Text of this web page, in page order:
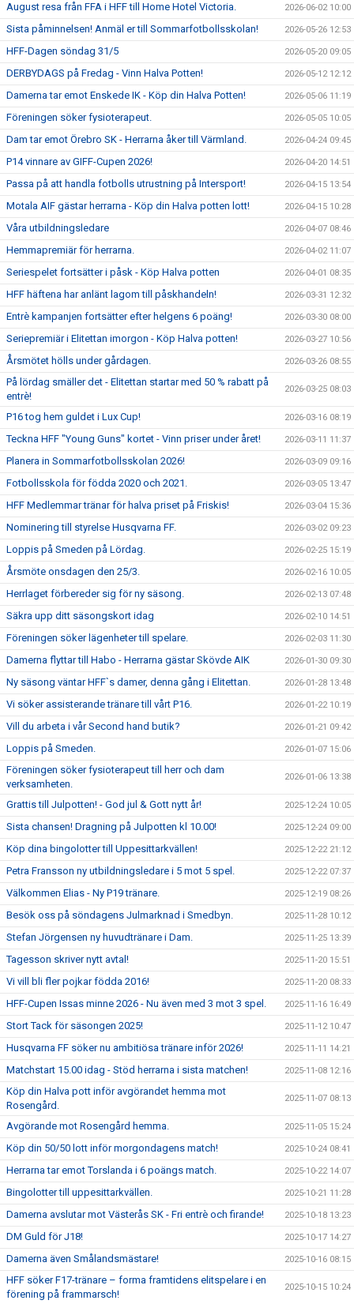
August resa från FFA i HFF till Home Hotel Victoria. 2026-06-02 10:00
Sista påminnelsen! Anmäl er till Sommarfotbollsskolan! 2026-05-26 12:53
HFF-Dagen söndag 31/5 2026-05-20 09:05
DERBYDAGS på Fredag - Vinn Halva Potten! 2026-05-12 12:12
Damerna tar emot Enskede IK - Köp din Halva Potten! 2026-05-06 11:19
Föreningen söker fysioterapeut. 2026-05-05 10:05
Dam tar emot Örebro SK - Herrarna åker till Värmland. 2026-04-24 09:45
P14 vinnare av GIFF-Cupen 2026! 2026-04-20 14:51
Passa på att handla fotbolls utrustning på Intersport! 2026-04-15 13:54
Motala AIF gästar herrarna - Köp din Halva potten lott! 2026-04-15 10:28
Våra utbildningsledare 2026-04-07 08:46
Hemmapremiär för herrarna. 2026-04-02 11:07
Seriespelet fortsätter i påsk - Köp Halva potten 2026-04-01 08:35
HFF häftena har anlänt lagom till påskhandeln! 2026-03-31 12:32
Entrè kampanjen fortsätter efter helgens 6 poäng! 2026-03-30 08:00
Seriepremiär i Elitettan imorgon - Köp Halva potten! 2026-03-27 10:56
Årsmötet hölls under gårdagen. 2026-03-26 08:55
På lördag smäller det - Elitettan startar med 50 % rabatt på
entrè!
2026-03-25 08:03
P16 tog hem guldet i Lux Cup! 2026-03-16 08:19
Teckna HFF "Young Guns" kortet - Vinn priser under året! 2026-03-11 11:37
Planera in Sommarfotbollsskolan 2026! 2026-03-09 09:16
Fotbollsskola för födda 2020 och 2021. 2026-03-05 13:47
HFF Medlemmar tränar för halva priset på Friskis! 2026-03-04 15:36
Nominering till styrelse Husqvarna FF. 2026-03-02 09:23
Loppis på Smeden på Lördag. 2026-02-25 15:19
Årsmöte onsdagen den 25/3. 2026-02-16 10:05
Herrlaget förbereder sig för ny säsong. 2026-02-13 07:48
Säkra upp ditt säsongskort idag 2026-02-10 14:51
Föreningen söker lägenheter till spelare. 2026-02-03 11:30
Damerna flyttar till Habo - Herrarna gästar Skövde AIK 2026-01-30 09:30
Ny säsong väntar HFF`s damer, denna gång i Elitettan. 2026-01-28 13:48
Vi söker assisterande tränare till vårt P16. 2026-01-22 10:19
Vill du arbeta i vår Second hand butik? 2026-01-21 09:42
Loppis på Smeden. 2026-01-07 15:06
Föreningen söker fysioterapeut till herr och dam
verksamheten.
2026-01-06 13:38
Grattis till Julpotten! - God jul & Gott nytt år! 2025-12-24 10:05
Sista chansen! Dragning på Julpotten kl 10.00! 2025-12-24 09:00
Köp dina bingolotter till Uppesittarkvällen! 2025-12-22 21:12
Petra Fransson ny utbildningsledare i 5 mot 5 spel. 2025-12-22 07:37
Välkommen Elias - Ny P19 tränare. 2025-12-19 08:26
Besök oss på söndagens Julmarknad i Smedbyn. 2025-11-28 10:12
Stefan Jörgensen ny huvudtränare i Dam. 2025-11-25 13:39
Tagesson skriver nytt avtal! 2025-11-20 15:51
Vi vill bli fler pojkar födda 2016! 2025-11-20 08:33
HFF-Cupen Issas minne 2026 - Nu även med 3 mot 3 spel. 2025-11-16 16:49
Stort Tack för säsongen 2025! 2025-11-12 10:47
Husqvarna FF söker nu ambitiösa tränare inför 2026! 2025-11-11 14:21
Matchstart 15.00 idag - Stöd herrarna i sista matchen! 2025-11-08 12:16
Köp din Halva pott inför avgörandet hemma mot
Rosengård.
2025-11-07 08:13
Avgörande mot Rosengård hemma. 2025-11-05 15:24
Köp din 50/50 lott inför morgondagens match! 2025-10-24 08:41
Herrarna tar emot Torslanda i 6 poängs match. 2025-10-22 14:07
Bingolotter till uppesittarkvällen. 2025-10-21 11:28
Damerna avslutar mot Västerås SK - Fri entrè och firande! 2025-10-18 13:23
DM Guld för J18! 2025-10-17 14:27
Damerna även Smålandsmästare! 2025-10-16 08:15
HFF söker F17-tränare – forma framtidens elitspelare i en
förening på frammarsch!
2025-10-15 10:24